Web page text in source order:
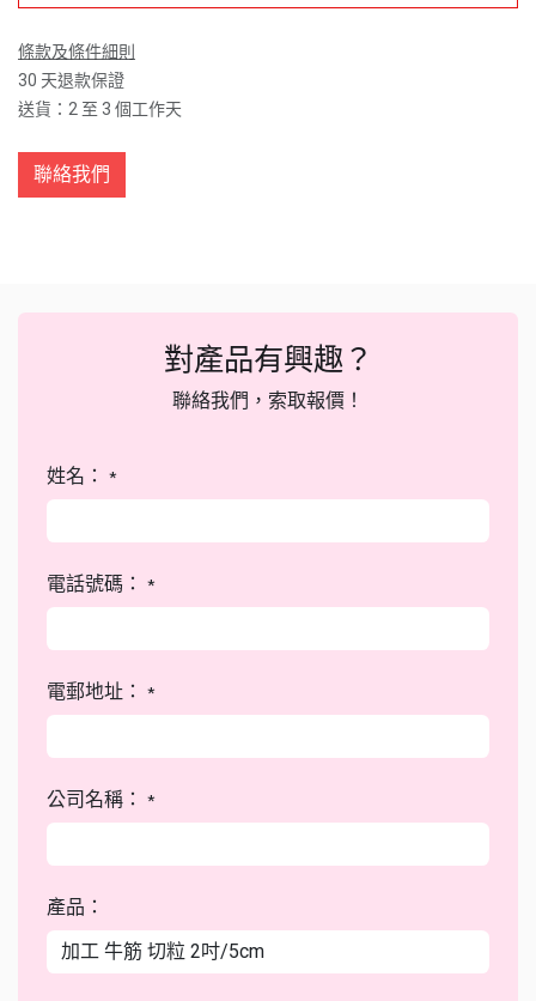
條款及條件細則
30 天退款保證
送貨：2 至 3 個工作天
聯絡我們
對產品有興趣？
聯絡我們，索取報價！
姓名： *
電話號碼： *
電郵地址： *
公司名稱： *
產品：